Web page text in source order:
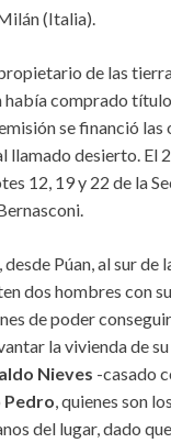
(Italia).
de las
había comprado
se financió las
llamado desierto. El
12, 19 y 22 de la
Púan, al sur de
dos hombres con
de poder
la vivienda de
Nieves -casado
Pedro , quienes son
del lugar, dado